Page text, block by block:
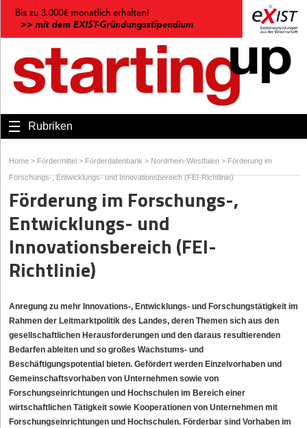
Rubriken
Home > Fördermittel > Förderdatenbank > Nordrhein-Westfalen > Förderung im
Forschungs-, Entwicklungs- und Innovationsbereich (FEI-Richtlinie)
Förderung im Forschungs-,
Entwicklungs- und
Innovationsbereich (FEI-
Richtlinie)
Anregung zu mehr Innovations-, Entwicklungs- und Forschungstätigkeit im
Rahmen der Leitmarktpolitik des Landes, deren Themen sich aus den
gesellschaftlichen Herausforderungen und den daraus resultierenden
Bedarfen ableiten und so großes Wachstums- und
Beschäftigungspotential bieten. Gefördert werden Einzelvorhaben und
Gemeinschaftsvorhaben von Unternehmen sowie von
Forschungseinrichtungen und Hochschulen im Bereich einer
wirtschaftlichen Tätigkeit sowie Kooperationen von Unternehmen mit
Forschungseinrichtungen und Hochschulen. Förderbar sind Vorhaben im